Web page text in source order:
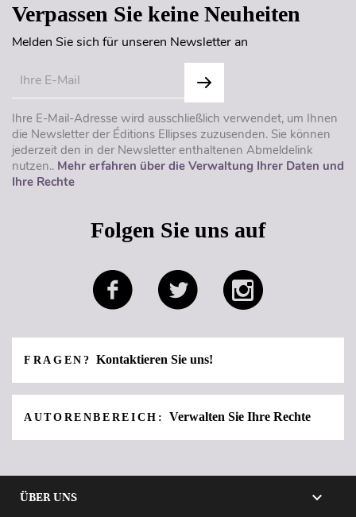
Verpassen Sie keine Neuheiten
Melden Sie sich für unseren Newsletter an
Ihre E-Mail-Adresse wird ausschließlich verwendet, um Ihnen
die Newsletter der Éditions Ellipses zuzusenden. Sie können
jederzeit den in der Newsletter enthaltenen Abmeldelink
nutzen.. Mehr erfahren über die Verwaltung Ihrer Daten und
Ihre Rechte
Folgen Sie uns auf
FRAGEN? Kontaktieren Sie uns!
AUTORENBEREICH: Verwalten Sie Ihre Rechte
ÜBER UNS 